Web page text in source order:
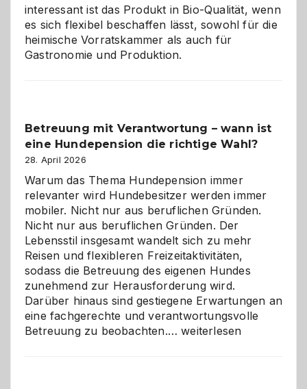
interessant ist das Produkt in Bio-Qualität, wenn
es sich flexibel beschaffen lässt, sowohl für die
heimische Vorratskammer als auch für
Gastronomie und Produktion.
Betreuung mit Verantwortung – wann ist
eine Hundepension die richtige Wahl?
28. April 2026
Warum das Thema Hundepension immer
relevanter wird Hundebesitzer werden immer
mobiler. Nicht nur aus beruflichen Gründen.
Nicht nur aus beruflichen Gründen. Der
Lebensstil insgesamt wandelt sich zu mehr
Reisen und flexibleren Freizeitaktivitäten,
sodass die Betreuung des eigenen Hundes
zunehmend zur Herausforderung wird.
Darüber hinaus sind gestiegene Erwartungen an
eine fachgerechte und verantwortungsvolle
Betreuung zu beobachten.…Betreuung
weiterlesen